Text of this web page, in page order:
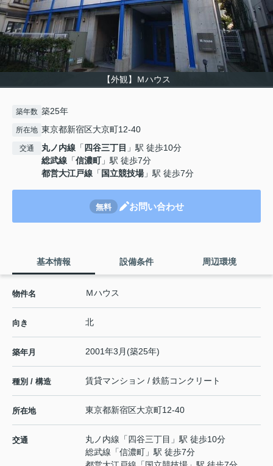
【外観】Ｍハウス
築年数 築25年
所在地 東京都新宿区大京町12-40
交通 丸ノ内線 「 四谷三丁目 」駅 徒歩10分
総武線 「信濃町」駅 徒歩7分
都営大江戸線 「 国立競技場」駅 徒歩7分
無料 お問い合わせ
基本情報 設備条件 周辺環境
物件名 Ｍハウス
向き 北
築年月 2001年3月(築25年)
種別 / 構造 賃貸マンション / 鉄筋コンクリート
所在地 東京都新宿区大京町12-40
交通 丸ノ内線 「四谷三丁目 」駅 徒歩10分
総武線 「信濃町 」駅 徒歩7分